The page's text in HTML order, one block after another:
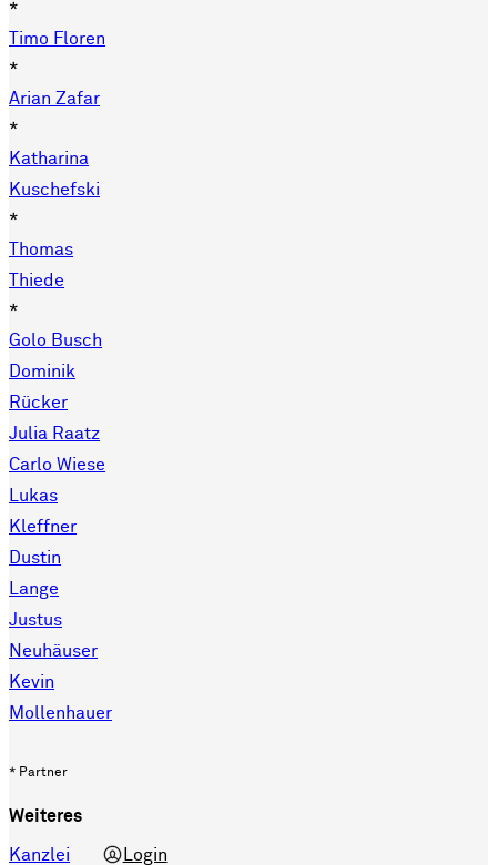
*
Timo Floren
*
Arian Zafar
*
Katharina
Kuschefski
*
Thomas
Thiede
*
Golo Busch
Dominik
Rücker
Julia Raatz
Carlo Wiese
Lukas
Kleffner
Dustin
Lange
Justus
Neuhäuser
Kevin
Mollenhauer
* Partner
Weiteres
Kanzlei
Login